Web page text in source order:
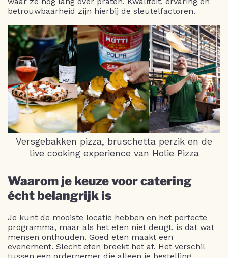
betrouwbaarheid zijn hierbij de sleutelfactoren.
Versgebakken pizza, bruschetta perzik en de
live cooking experience van Holie Pizza
Waarom je keuze voor catering
écht belangrijk is
Je kunt de mooiste locatie hebben en het perfecte
programma, maar als het eten niet deugt, is dat wat
mensen onthouden. Goed eten maakt een
evenement. Slecht eten breekt het af. Het verschil
tussen een ordernemer die alleen je bestelling